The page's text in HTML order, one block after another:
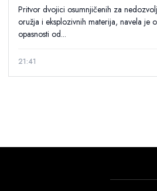
Pritvor dvojici osumnjičenih za
oružja i eksplozivnih materija, navela je
opasnosti od...
21:41